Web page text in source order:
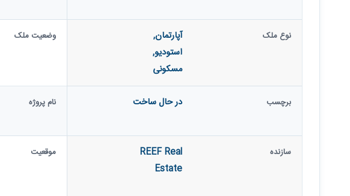
نوع ملک آپارتمان,
استودیو,
مسکونی
وضعیت ملک
برچسب در حال ساخت نام پروژه
سازنده
REEF Real
Estate
موقعیت